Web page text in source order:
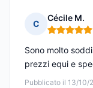
C
Cécile M.
Nota: 5 su 5
Pubblicato il 13/10/
Sono molto
prezzi equi e